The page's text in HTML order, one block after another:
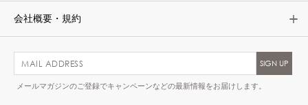
会社概要・規約
メールマガジンのご登録でキャンペーンなどの最新情報をお届けします。